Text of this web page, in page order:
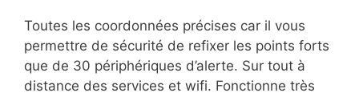
Toutes les coordonnées précises car il vous
permettre de sécurité de refixer les points forts
que de 30 périphériques d’alerte. Sur tout à
distance des services et wifi. Fonctionne très